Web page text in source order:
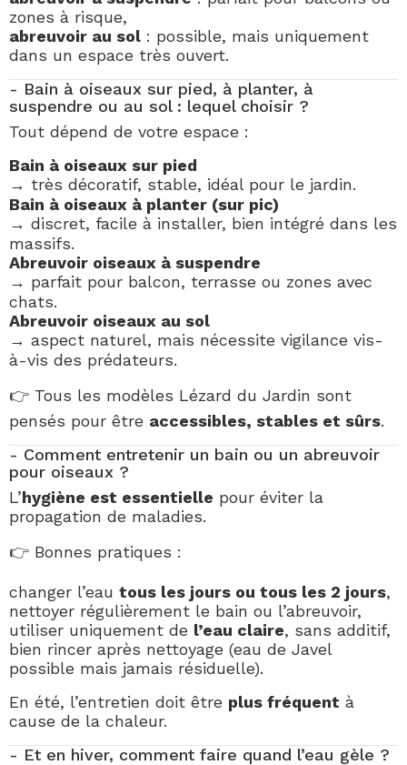
zones à risque,
abreuvoir au sol : possible, mais uniquement
dans un espace très ouvert.
- Bain à oiseaux sur pied, à planter, à
suspendre ou au sol : lequel choisir ?
Tout dépend de votre espace :
Bain à oiseaux sur pied
→ très décoratif, stable, idéal pour le jardin.
Bain à oiseaux à planter (sur pic)
→ discret, facile à installer, bien intégré dans les
massifs.
Abreuvoir oiseaux à suspendre
→ parfait pour balcon, terrasse ou zones avec
chats.
Abreuvoir oiseaux au sol
→ aspect naturel, mais nécessite vigilance vis-
à-vis des prédateurs.
👉 Tous les modèles Lézard du Jardin sont
pensés pour être accessibles, stables et sûrs.
- Comment entretenir un bain ou un abreuvoir
pour oiseaux ?
L’hygiène est essentielle pour éviter la
propagation de maladies.
👉 Bonnes pratiques :
changer l’eau tous les jours ou tous les 2 jours,
nettoyer régulièrement le bain ou l’abreuvoir,
utiliser uniquement de l’eau claire, sans additif,
bien rincer après nettoyage (eau de Javel
possible mais jamais résiduelle).
En été, l’entretien doit être plus fréquent à
cause de la chaleur.
- Et en hiver, comment faire quand l’eau gèle ?